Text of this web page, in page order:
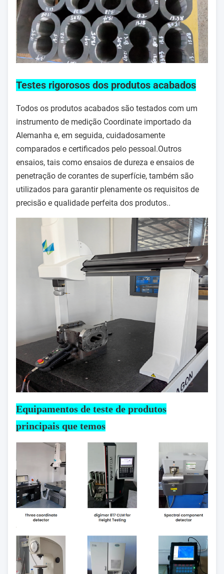
Testes rigorosos dos produtos acabados
Todos os produtos acabados são testados com um
instrumento de medição Coordinate importado da
Alemanha e, em seguida, cuidadosamente
comparados e certificados pelo pessoal.Outros
ensaios, tais como ensaios de dureza e ensaios de
penetração de corantes de superfície, também são
utilizados para garantir plenamente os requisitos de
precisão e qualidade perfeita dos produtos..
Equipamentos de teste de produtos
principais que temos